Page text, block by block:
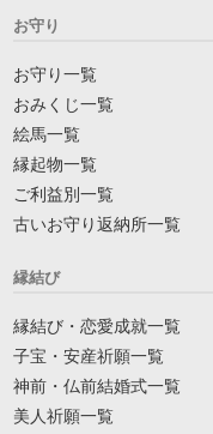
お守り
お守り一覧
おみくじ一覧
絵馬一覧
縁起物一覧
ご利益別一覧
古いお守り返納所一覧
縁結び
縁結び・恋愛成就一覧
子宝・安産祈願一覧
神前・仏前結婚式一覧
美人祈願一覧